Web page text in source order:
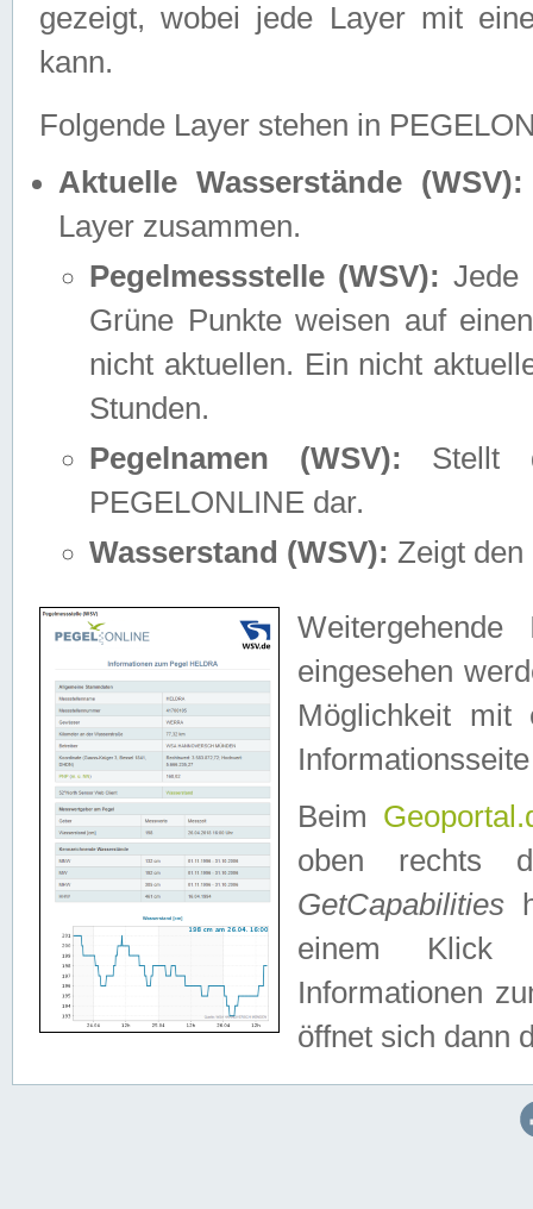
gezeigt, wobei jede Layer mit
kann.
Folgende Layer stehen in
Aktuelle Wasserstände (WSV):
Layer zusammen.
Pegelmessstelle (WSV): Jede
Grüne Punkte weisen auf
nicht aktuellen. Ein nicht
Stunden.
Pegelnamen (WSV): Stellt
PEGELONLINE dar.
Wasserstand (WSV): Zeigt den
eingesehen
Möglichkeit mit
Beim
oben rechts
GetCapabilities
einem Klick
Informationen
öffnet sich dann